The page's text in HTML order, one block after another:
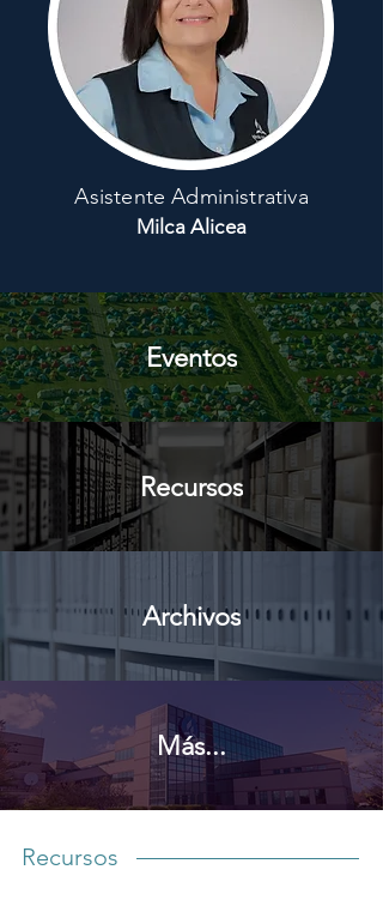
Asistente Administrativa
Milca Alicea
Eventos
Recursos
Archivos
Más...
Recursos